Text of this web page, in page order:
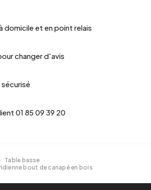
domicile et en point relais
changer d'avis
sécurisé
01 85 09 39 20
· Table basse ·
bout de canapé en bois